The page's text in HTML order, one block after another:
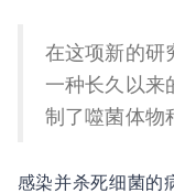
在这项新的研
一种长久以来
制了噬菌体物
感染并杀死细菌的